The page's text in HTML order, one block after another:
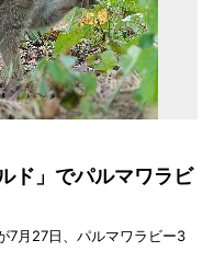
ド」でパルマワラビ
7月27日、パルマワラビー3